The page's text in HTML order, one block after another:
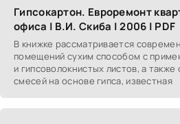
Гипсокартон. Евроремонт
офиса | В.И. Скиба | 2006 | PDF
В книжке рассматривается
помещений сухим способом с
и гипсоволокнистых листов, а
смесей на основе гипса, известная